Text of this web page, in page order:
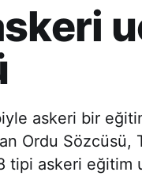
askeri bir
Ordu
tipi askeri eğitim